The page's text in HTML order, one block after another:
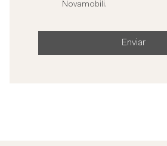
Novamobili.
Enviar